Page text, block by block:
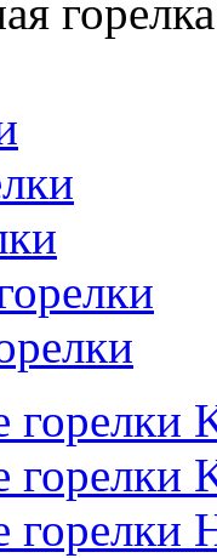
горелки
горелки
горелки